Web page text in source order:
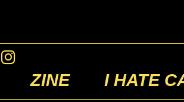
ZINE I HATE